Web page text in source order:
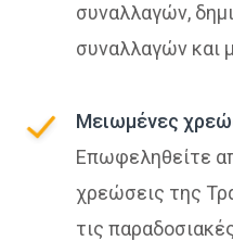
συναλλαγών,
συναλλαγών και
Μειωμένες
Επωφεληθείτε
χρεώσεις της
τις